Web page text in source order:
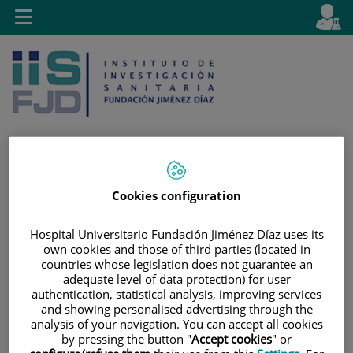
Saltar al contenido
contenido
idioma
activo
es
Toggle
navigation
Cookies configuration
Hospital Universitario Fundación Jiménez Díaz uses its
own cookies and those of third parties (located in
countries whose legislation does not guarantee an
adequate level of data protection) for user
authentication, statistical analysis, improving services
and showing personalised advertising through the
analysis of your navigation. You can accept all cookies
by pressing the button "Accept cookies" or